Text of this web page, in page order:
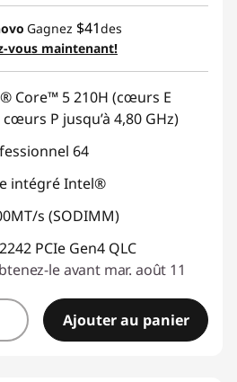
:-$440.00
units per order
Gagnez $41des
vous maintenant!
Core™ 5 210H (cœurs E
cœurs P jusqu’à 4,80 GHz)
64
intégré Intel®
s (SODIMM)
PCIe Gen4 QLC
le avant mar. août 11
Ajouter au panier